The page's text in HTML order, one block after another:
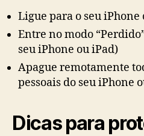
Ligue para o seu iPhone
Entre no modo
seu iPhone ou iPad)
Apague remotamente
pessoais do seu iPhone
Dicas para